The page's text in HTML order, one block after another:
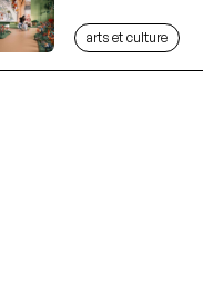
arts et culture